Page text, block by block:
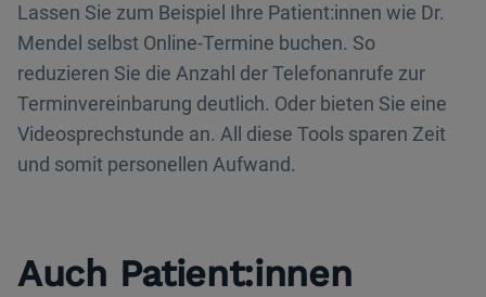
Lassen Sie zum Beispiel Ihre Patient:innen wie Dr.
Mendel selbst Online-Termine buchen. So
reduzieren Sie die Anzahl der Telefonanrufe zur
Terminvereinbarung deutlich. Oder bieten Sie eine
Videosprechstunde an. All diese Tools sparen Zeit
und somit personellen Aufwand.
Auch Patient:innen